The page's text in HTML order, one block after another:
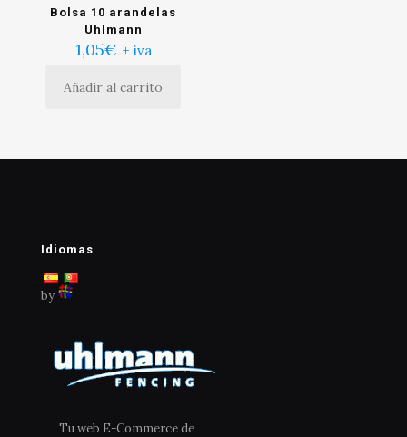
Bolsa 10 arandelas
Uhlmann
1,05€ + iva
Añadir al carrito
Idiomas
by
Tu web E-Commerce de